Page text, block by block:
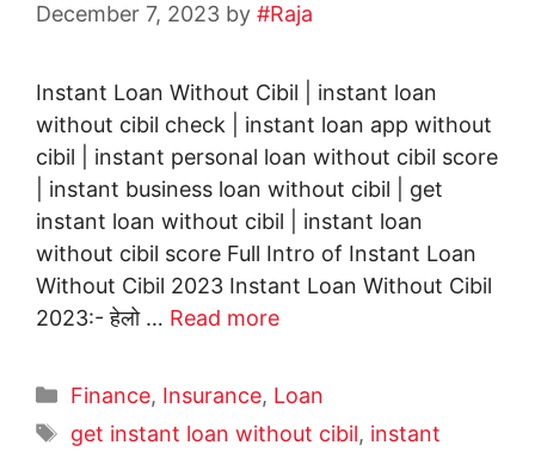
December 7, 2023 by #Raja
Instant Loan Without Cibil | instant loan
without cibil check | instant loan app without
cibil | instant personal loan without cibil score
| instant business loan without cibil | get
instant loan without cibil | instant loan
without cibil score Full Intro of Instant Loan
Without Cibil 2023 Instant Loan Without Cibil
2023:- हेलो … Read more
Categories
Finance, Insurance, Loan
Tags
get instant loan without cibil, instant